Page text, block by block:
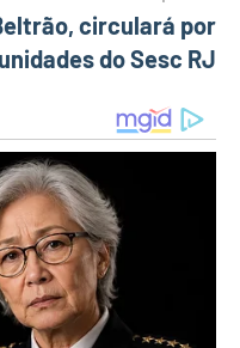
circulará por
unidades do Sesc RJ